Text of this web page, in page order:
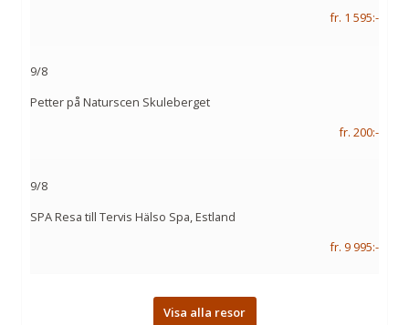
fr. 1 595:-
9/8
Petter på Naturscen Skuleberget
fr. 200:-
9/8
SPA Resa till Tervis Hälso Spa, Estland
fr. 9 995:-
Visa alla resor